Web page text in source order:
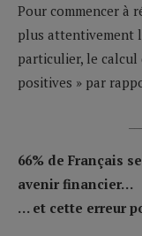
Pour commencer à
plus attentivement
particulier, le calcul
positives » par
66% de Français
avenir financier…
… et cette erreur